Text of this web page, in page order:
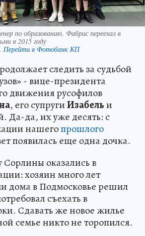
по образованию, Фабрис переехал в
в 2015 году
Перейти в Фотобанк КП
следить за судьбой
- вице-президента
движения русофилов
, его супругиИзабельи
Да-да, их уже десять: с
нашегопрошлого
появилась еще одна дочка.
оказались в
хозяин много лет
дома в Подмосковье решил
съехать в
Сдавать же новое жилье
семье никто не торопился.